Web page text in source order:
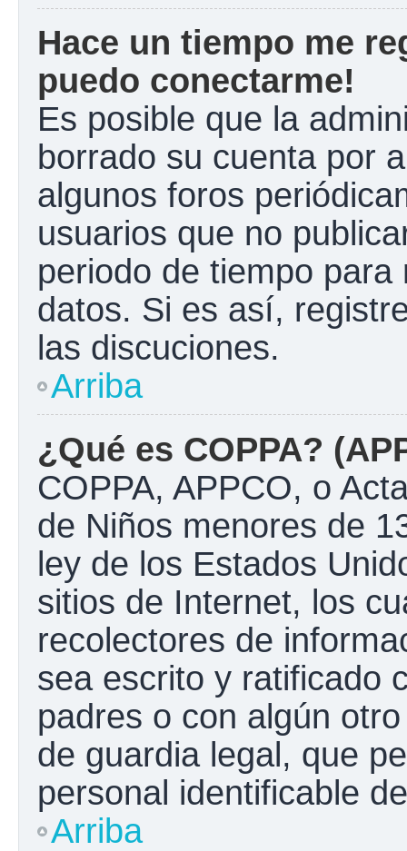
Hace un tiempo me
puedo conectarme!
Es posible que la
borrado su cuenta por
algunos foros
usuarios que no
periodo de tiempo
datos. Si es así,
las discuciones.
Arriba
¿Qué es COPPA?
COPPA, APPCO, o
de Niños menores de
ley de los Estados
sitios de Internet, los
recolectores de
sea escrito y ratificado
padres o con algún
de guardia legal, que
personal identificable
Arriba